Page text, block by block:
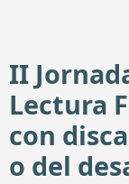
II
Lectura
con
o del